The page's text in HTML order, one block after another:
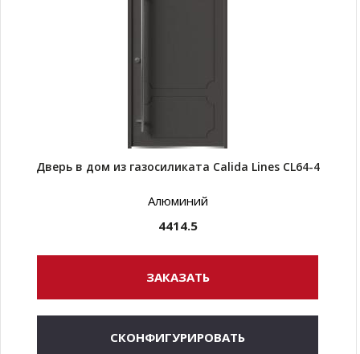
Дверь в дом из газосиликата Calida Lines CL64-4
Алюминий
4414.5
ЗАКАЗАТЬ
СКОНФИГУРИРОВАТЬ